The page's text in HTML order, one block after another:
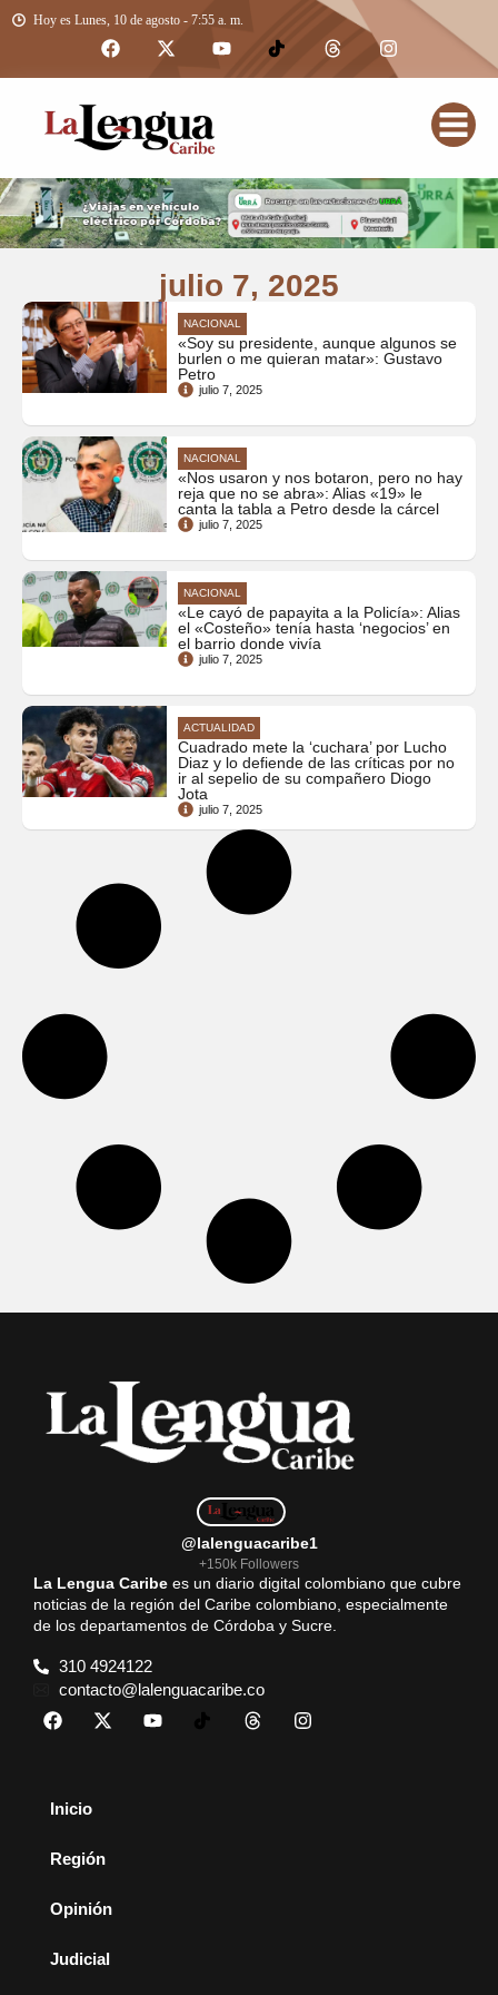
Hoy es Lunes, 10 de agosto - 7:55 a. m.
julio 7, 2025
NACIONAL
«Soy su presidente, aunque algunos se
burlen o me quieran matar»: Gustavo
Petro
julio 7, 2025
NACIONAL
«Nos usaron y nos botaron, pero no hay
reja que no se abra»: Alias «19» le
canta la tabla a Petro desde la cárcel
julio 7, 2025
NACIONAL
«Le cayó de papayita a la Policía»: Alias
el «Costeño» tenía hasta ‘negocios’ en
el barrio donde vivía
julio 7, 2025
ACTUALIDAD
Cuadrado mete la ‘cuchara’ por Lucho
Diaz y lo defiende de las críticas por no
ir al sepelio de su compañero Diogo
Jota
julio 7, 2025
@lalenguacaribe1
+150k Followers
La Lengua Caribe es un diario digital colombiano que cubre
noticias de la región del Caribe colombiano, especialmente
de los departamentos de Córdoba y Sucre.
310 4924122
contacto@lalenguacaribe.co
Inicio
Región
Opinión
Judicial